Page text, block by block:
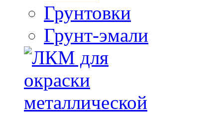
Грунтовки
Грунт-эмали